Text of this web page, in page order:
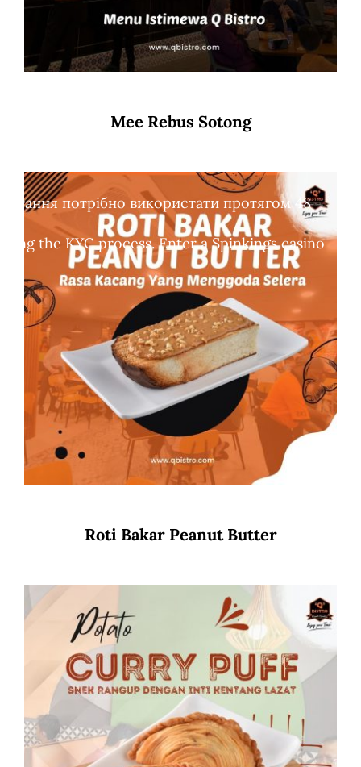
Mee Rebus Sotong
Roti Bakar Peanut Butter
потрібно використати протягом 48
the KYC process. Enter a Spinkings casino